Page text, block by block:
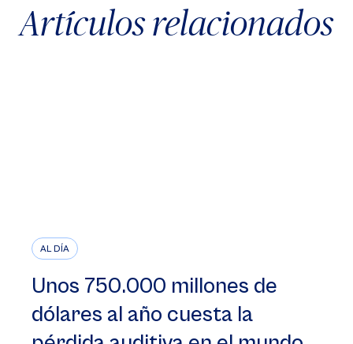
Artículos relacionados
AL DÍA
Unos 750.000 millones de
dólares al año cuesta la